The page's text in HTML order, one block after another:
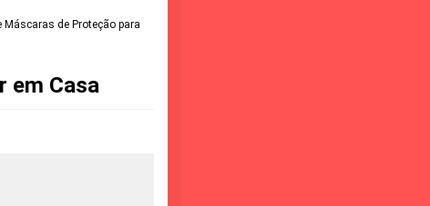
Máscaras de Proteção para
em Casa